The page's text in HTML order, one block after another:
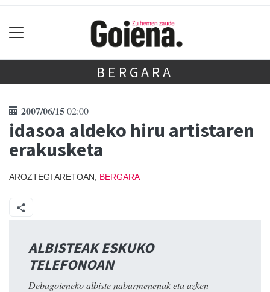
BERGARA
2007/06/1502:00
idasoa aldeko hiru artistaren
erakusketa
AROZTEGI ARETOAN, BERGARA
ALBISTEAK ESKUKO
TELEFONOAN
Debagoieneko albiste nabarmenenak eta azken